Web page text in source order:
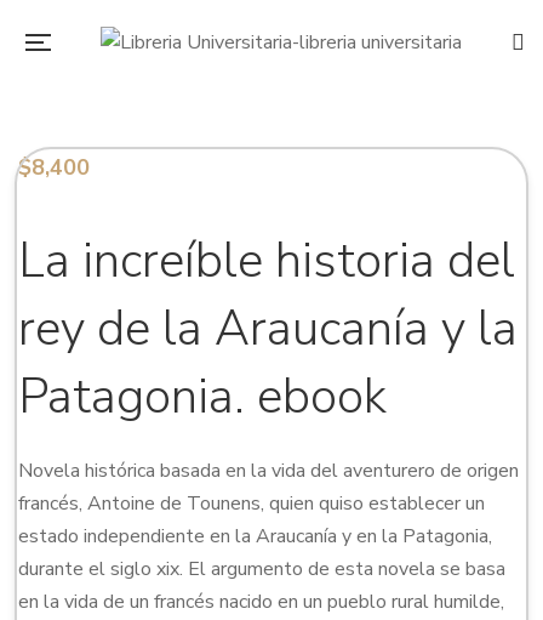
$8,400
La increíble historia del
rey de la Araucanía y la
Patagonia. ebook
Novela histórica basada en la vida del aventurero de origen
francés, Antoine de Tounens, quien quiso establecer un
estado independiente en la Araucanía y en la Patagonia,
durante el siglo xix. El argumento de esta novela se basa
en la vida de un francés nacido en un pueblo rural humilde,